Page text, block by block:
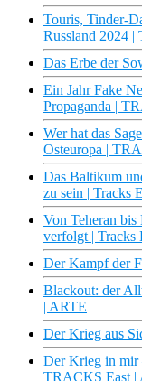
Touris, Tinder-
Russland 2024 |
Das Erbe der
Ein Jahr Fake
Propaganda |
Wer hat das
Osteuropa |
Das Baltikum
zu sein | Tracks
Von Teheran
verfolgt | Tracks
Der Kampf der
Blackout: der
| ARTE
Der Krieg aus
Der Krieg in mir
TRACKS East |